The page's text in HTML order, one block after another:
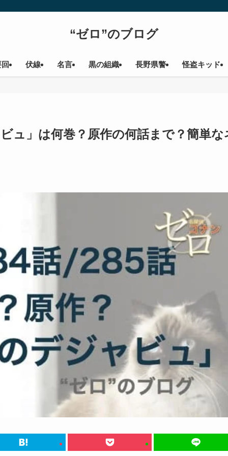
“ゼロ”のブログ
伏線 名言 黒の組織 長野県警 怪盗キッド
ュ」は何巻？原作の何話まで？簡単な